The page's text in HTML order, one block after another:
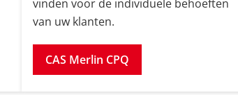
vinden voor de individuele behoeften
van uw klanten.
CAS Merlin CPQ